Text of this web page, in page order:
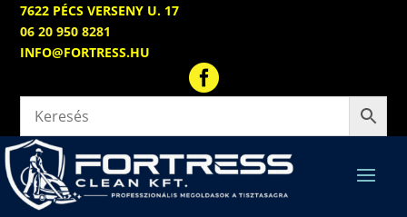
7622 PÉCS VERSENY U. 17
06 20 950 8281
INFO@FORTRESS.HU
